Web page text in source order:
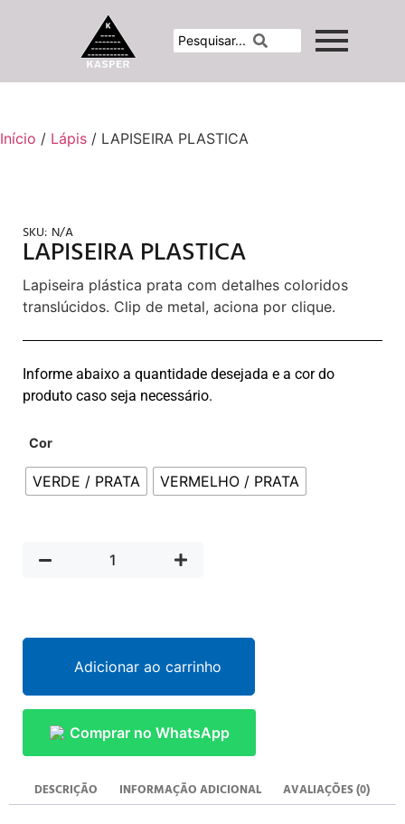
Início / Lápis / LAPISEIRA PLASTICA
SKU: N/A
LAPISEIRA PLASTICA
Lapiseira plástica prata com detalhes coloridos
translúcidos. Clip de metal, aciona por clique.
Informe abaixo a quantidade desejada e a cor do
produto caso seja necessário.
Cor
VERDE / PRATA VERMELHO / PRATA
Adicionar ao carrinho
Comprar no WhatsApp
DESCRIÇÃO INFORMAÇÃO ADICIONAL AVALIAÇÕES (0)